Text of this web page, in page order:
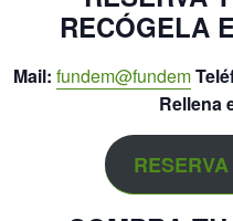
RECÓGELA
Mail: fundem@fundem
Rellena